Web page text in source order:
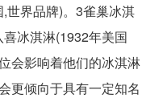
世界品牌)。3雀巢冰淇
冰淇淋(1932年美国
会影响着他们的冰淇淋
更倾向于具有一定知名